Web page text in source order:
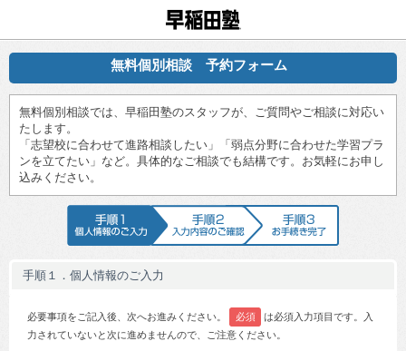
無料個別相談 予約フォーム
無料個別相談では、早稲田塾のスタッフが、ご質問やご相談に対応い
たします。
「志望校に合わせて進路相談したい」「弱点分野に合わせた学習プラ
ンを立てたい」など。具体的なご相談でも結構です。お気軽にお申し
込みください。
手順1 個人情報のご入力手順2 入力内容のご確認
手順１．個人情報のご入力
必要事項をご記入後、次へお進みください。 必須
は必須入力項目です。入
力されていないと次に進めませんので、ご注意ください。